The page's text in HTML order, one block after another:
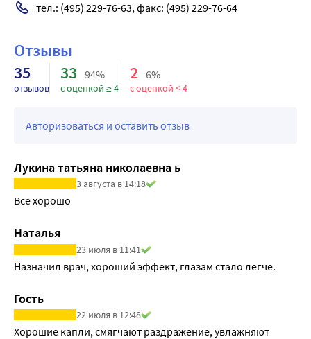
тел.: (495) 229-76-63, факс: (495) 229-76-64
Отзывы
35
отзывов
33 94%
с оценкой ≥ 4
2 6%
с оценкой < 4
Авторизоваться и оставить отзыв
Лукина татьяна николаевна ь
3 августа в 14:18
Все хорошо
Наталья
23 июля в 11:41
Назначил врач, хороший эффект, глазам стало легче.
Гость
22 июля в 12:48
Хорошие капли, смягчают раздражение, увлажняют